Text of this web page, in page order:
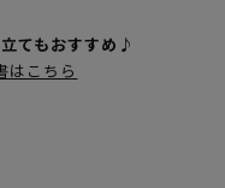
てもおすすめ♪
はこちら